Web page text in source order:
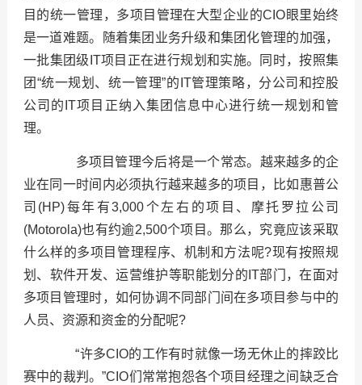
目的统一管理，多项目管理在大型企业的CIO眼里始终
是一道难题。随着集团业务升级和集团化管理的加强，
一批集团级IT项目正在进行规划和实施。同时，按照集
团“统一规划、统一管理”的IT管理策略，分公司和控股
公司的IT项目正纳入集团信息中心进行统一规划和管
理。
多项目管理今后将是一个常态。越来越多的企
业在同一时间内必须执行越来越多的项目，比如惠普公
司(HP)每年有3,000个左右的项目、摩托罗拉公司
(Motorola)也有约逾2,500个项目。那么，究竟应该采取
什么样的多项目管理程序、机制和方法呢?现有按照规
划、软件开发、运营维护等职能划分的IT部门，在面对
多项目管理时，如何协调不同部门间在多项目参与中的
人员、资源和资金的分配呢?
“许多CIO的工作有时就像一场无休止的摔跤比
赛中的裁判。”CIO们常常抱怨各个项目经理之间缺乏合